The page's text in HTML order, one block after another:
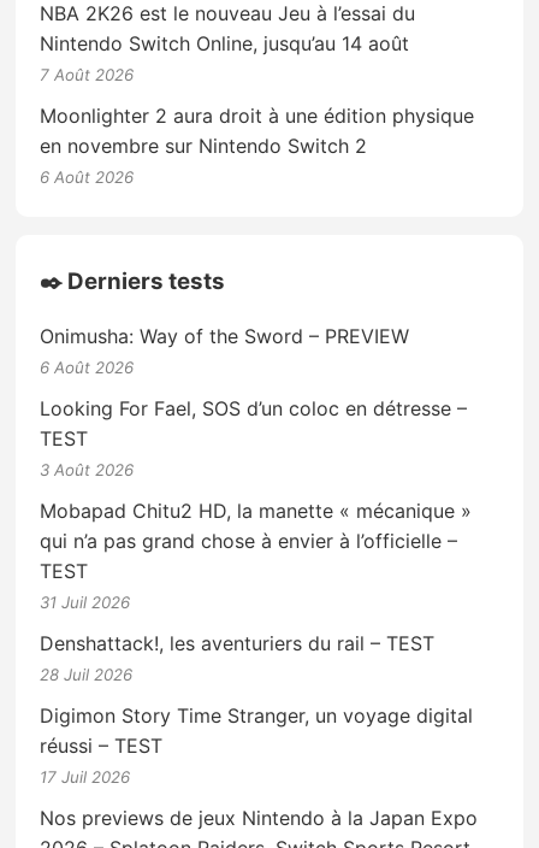
NBA 2K26 est le nouveau Jeu à l’essai du
Nintendo Switch Online, jusqu’au 14 août
7 Août 2026
Moonlighter 2 aura droit à une édition physique
en novembre sur Nintendo Switch 2
6 Août 2026
✒️ Derniers tests
Onimusha: Way of the Sword – PREVIEW
6 Août 2026
Looking For Fael, SOS d’un coloc en détresse –
TEST
3 Août 2026
Mobapad Chitu2 HD, la manette « mécanique »
qui n’a pas grand chose à envier à l’officielle –
TEST
31 Juil 2026
Denshattack!, les aventuriers du rail – TEST
28 Juil 2026
Digimon Story Time Stranger, un voyage digital
réussi – TEST
17 Juil 2026
Nos previews de jeux Nintendo à la Japan Expo